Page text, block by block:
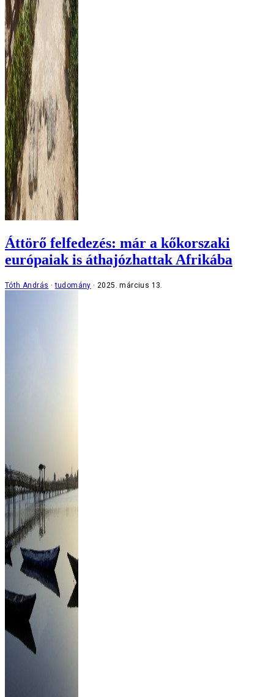
Áttörő felfedezés: már a kőkorszaki
európaiak is áthajózhattak Afrikába
Tóth András tudomány 2025. március 13.